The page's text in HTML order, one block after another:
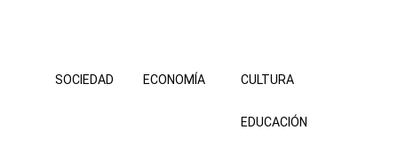
SOCIEDAD ECONOMÍA CULTURA
EDUCACIÓN